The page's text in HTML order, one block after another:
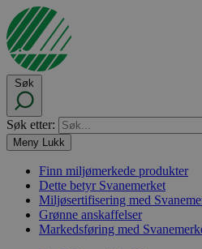
Søk
Søk etter:
Meny Lukk
Finn miljømerkede produkter
Dette betyr Svanemerket
Miljøsertifisering med
Grønne anskaffelser
Markedsføring med